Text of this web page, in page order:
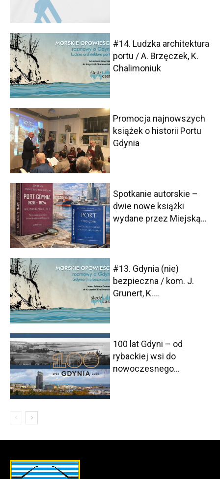
#14. Ludzka architektura
portu / A. Brzęczek, K.
Chalimoniuk
Promocja najnowszych
książek o historii Portu
Gdynia
Spotkanie autorskie –
dwie nowe książki
wydane przez Miejską...
#13. Gdynia (nie)
bezpieczna / kom. J.
Grunert, K....
100 lat Gdyni – od
rybackiej wsi do
nowoczesnego...